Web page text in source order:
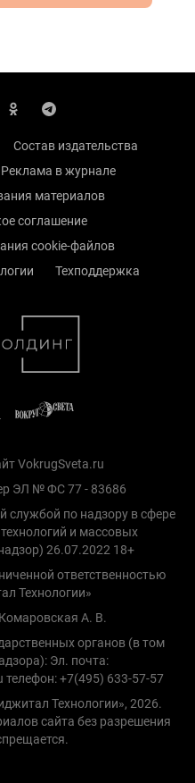
Состав издательства
Реклама в журнале
материалов
соглашение
cookie-файлов
Техподдержка
VokrugSveta.ru
ЭЛ № ФС 77 - 83686
службой по надзору в сфере
и массовых
26.07.2022 18+
ответственностью
Технологии»
А. В.
органов (в том
Эл. почта:
телефон: +7(495) 633-57-57
Технологии», 2026.
сайта без разрешения